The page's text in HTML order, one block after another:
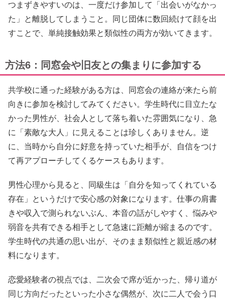
つまずきやすいのは、一度だけ参加して「出会いがなかっ
た」と離脱してしまうこと。同じ団体に数回続けて顔を出
すことで、単純接触効果と類似性の両方が効いてきます。
方法6：同窓会や旧友との集まりに参加する
共学校に通った経験がある方は、同窓会の連絡が来たら前
向きに参加を検討してみてください。学生時代に目立たな
かった男性が、社会人として落ち着いた雰囲気になり、急
に「素敵な大人」に見えることは珍しくありません。逆
に、当時から自分に好意を持っていた相手が、自信をつけ
て再アプローチしてくるケースもあります。
男性心理から見ると、同級生は「自分を知ってくれている
存在」というだけで安心感の対象になります。仕事の肩書
きや収入で測られないぶん、本音の話がしやすく、悩みや
弱音を共有できる相手として急速に距離が縮まるのです。
学生時代の共通の思い出が、そのまま類似性と親近感の材
料になります。
恋愛経験者の視点では、二次会で席が近かった、帰り道が
同じ方向だったといった小さな偶然が、次に二人で会う口